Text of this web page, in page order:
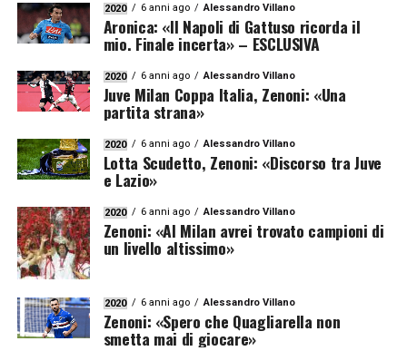
2020 6 anni ago Alessandro Villano
Aronica: «Il Napoli di Gattuso ricorda il
mio. Finale incerta» – ESCLUSIVA
2020 6 anni ago Alessandro Villano
Juve Milan Coppa Italia, Zenoni: «Una
partita strana»
2020 6 anni ago Alessandro Villano
Lotta Scudetto, Zenoni: «Discorso tra Juve
e Lazio»
2020 6 anni ago Alessandro Villano
Zenoni: «Al Milan avrei trovato campioni di
un livello altissimo»
2020 6 anni ago Alessandro Villano
Zenoni: «Spero che Quagliarella non
smetta mai di giocare»